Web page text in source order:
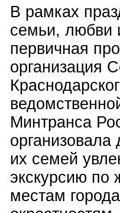
В рамках
семьи, любви
первичная
организация
Минтранса
организовала
их семей
экскурсию по
местам